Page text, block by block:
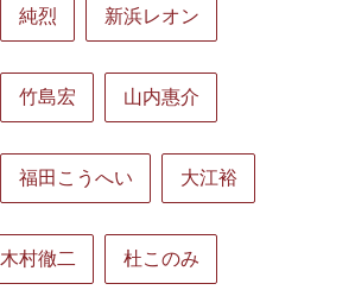
純烈 新浜レオン
竹島宏 山内惠介
福田こうへい 大江裕
木村徹二 杜このみ